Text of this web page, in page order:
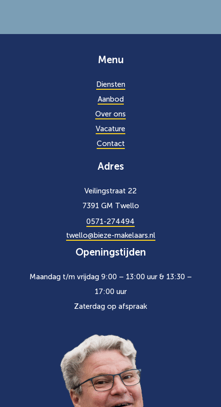
Menu
Diensten
Aanbod
Over ons
Vacature
Contact
Adres
Veilingstraat 22
7391 GM Twello
0571-274494
twello@bieze-makelaars.nl
Openingstijden
Maandag t/m vrijdag 9:00 – 13:00 uur & 13:30 –
17:00 uur
Zaterdag op afspraak